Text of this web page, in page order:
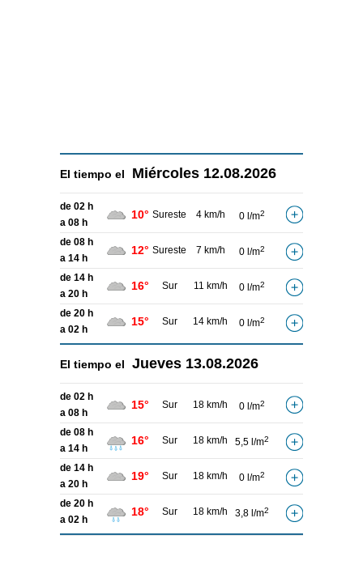
El tiempo el Miércoles 12.08.2026
de 02 h
a 08 h
10° Sureste 4 km/h 0 l/m2
de 08 h
a 14 h
12° Sureste 7 km/h 0 l/m2
de 14 h
a 20 h
16° Sur 11 km/h 0 l/m2
de 20 h
a 02 h
15° Sur 14 km/h 0 l/m2
El tiempo el Jueves 13.08.2026
de 02 h
a 08 h
15° Sur 18 km/h 0 l/m2
de 08 h
a 14 h
16° Sur 18 km/h 5,5 l/m2
de 14 h
a 20 h
19° Sur 18 km/h 0 l/m2
de 20 h
a 02 h
18° Sur 18 km/h 3,8 l/m2